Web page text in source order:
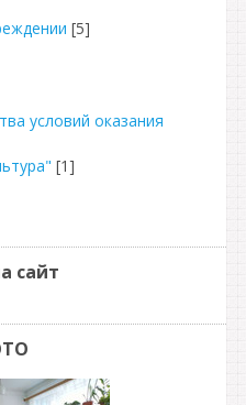
[5]
условий оказания
[1]
сайт